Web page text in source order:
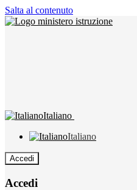
Salta al contenuto
Italiano
Italiano
Accedi
Accedi